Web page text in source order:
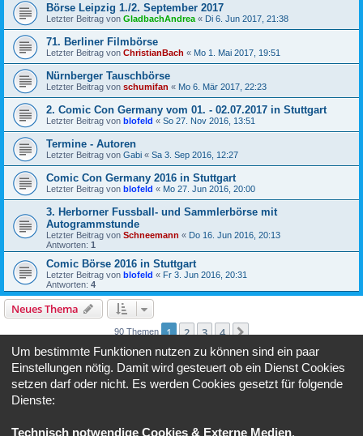
Börse Leipzig 1./2. September 2017
Letzter Beitrag von GladbachAndrea « Di 6. Jun 2017, 21:38
71. Berliner Filmbörse
Letzter Beitrag von ChristianBach « Mo 1. Mai 2017, 19:51
Nürnberger Tauschbörse
Letzter Beitrag von schumifan « Mo 6. Mär 2017, 22:23
2. Comic Con Germany vom 01. - 02.07.2017 in Stuttgart
Letzter Beitrag von blofeld « So 27. Nov 2016, 13:51
Termine - Autoren
Letzter Beitrag von Gabi « Sa 3. Sep 2016, 12:27
Comic Con Germany 2016 in Stuttgart
Letzter Beitrag von blofeld « Mo 27. Jun 2016, 20:00
3. Herborner Fussball- und Sammlerbörse mit
Autogrammstunde
Letzter Beitrag von Schneemann « Do 16. Jun 2016, 20:13
Antworten: 1
Comic Börse 2016 in Stuttgart
Letzter Beitrag von blofeld « Fr 3. Jun 2016, 20:31
Antworten: 4
Neues Thema
90 Themen 1 2 3 4 Nächste
Gehe zu
BERECHTIGUNGEN IN DIESEM FORUM
Um bestimmte Funktionen nutzen zu können sind ein paar
Einstellungen nötig. Damit wird gesteuert ob ein Dienst Cookies
setzen darf oder nicht. Es werden Cookies gesetzt für folgende
Dienste:
Technisch notwendige Cookies & Externe Medien.